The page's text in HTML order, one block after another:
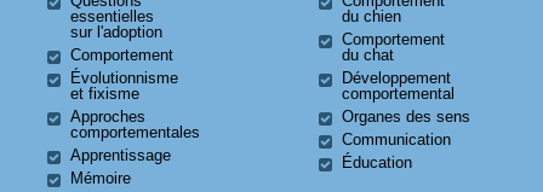
essentielles
sur l'adoption
Comportement
Évolutionnisme
et fixisme
Approches
comportementales
Apprentissage
Mémoire
du chien
Comportement
du chat
Développement
comportemental
Organes des sens
Communication
Éducation